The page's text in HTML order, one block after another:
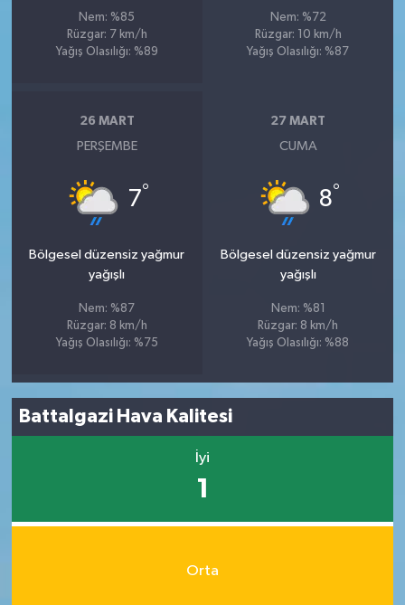
Nem: %85
Rüzgar: 7 km/h
Yağış Olasılığı: %89
Nem: %72
Rüzgar: 10 km/h
Yağış Olasılığı: %87
26 MART
PERŞEMBE
7°
Bölgesel düzensiz yağmur
yağışlı
Nem: %87
Rüzgar: 8 km/h
Yağış Olasılığı: %75
27 MART
CUMA
8°
Bölgesel düzensiz yağmur
yağışlı
Nem: %81
Rüzgar: 8 km/h
Yağış Olasılığı: %88
Battalgazi Hava Kalitesi
İyi
1
Orta